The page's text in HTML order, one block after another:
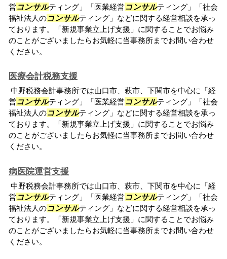
営コンサルティング」「医業経営コンサルティング」「社会
福祉法人のコンサルティング」などに関する経営相談を承っ
ております。「新規事業立上げ支援」に関することでお悩み
のことがございましたらお気軽に当事務所までお問い合わせ
ください。
医療会計税務支援
中野税務会計事務所では山口市、萩市、下関市を中心に「経
営コンサルティング」「医業経営コンサルティング」「社会
福祉法人のコンサルティング」などに関する経営相談を承っ
ております。「新規事業立上げ支援」に関することでお悩み
のことがございましたらお気軽に当事務所までお問い合わせ
ください。
病医院運営支援
中野税務会計事務所では山口市、萩市、下関市を中心に「経
営コンサルティング」「医業経営コンサルティング」「社会
福祉法人のコンサルティング」などに関する経営相談を承っ
ております。「新規事業立上げ支援」に関することでお悩み
のことがございましたらお気軽に当事務所までお問い合わせ
ください。